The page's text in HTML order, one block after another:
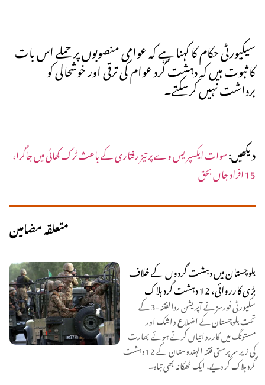
سیکیورٹی حکام کا کہنا ہے کہ عوامی منصوبوں پر حملے اس بات
کا ثبوت ہیں کہ دہشت گرد عوام کی ترقی اور خوشحالی کو
برداشت نہیں کرسکتے۔
دیکھیں:سوات ایکسپریس وے پر تیز رفتاری کے باعث ٹرک کھائی میں جاگرا،
15 افراد جاں بحق
متعلقہ مضامین
بلوچستان میں دہشت گردوں کے خلاف
بڑی کارروائی، 12 دہشت گرد ہلاک
سکیورٹی فورسز نے آپریشن ردالفتنہ-3 کے
تحت بلوچستان کے اضلاع واشک اور
مستونگ میں کارروائیاں کرتے ہوئے بھارت
کی زیر سرپرستی فتنہ الہندوستان کے 12 دہشت
گرد ہلاک کر دیے، ایک ٹھکانہ بھی تباہ۔